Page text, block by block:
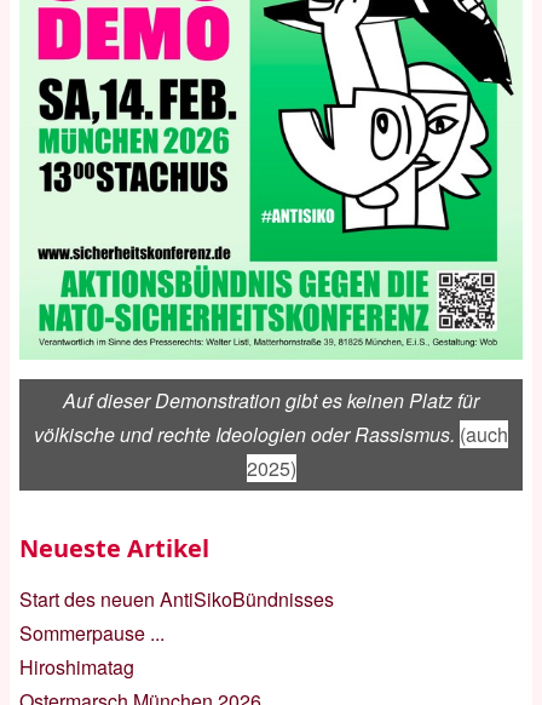
Auf dieser Demonstration gibt es keinen Platz für
völkische und rechte Ideologien oder Rassismus. (auch
2025)
Neueste Artikel
Start des neuen AntiSikoBündnisses
Sommerpause ...
Hiroshimatag